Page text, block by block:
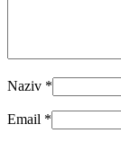
Naziv *
Email *